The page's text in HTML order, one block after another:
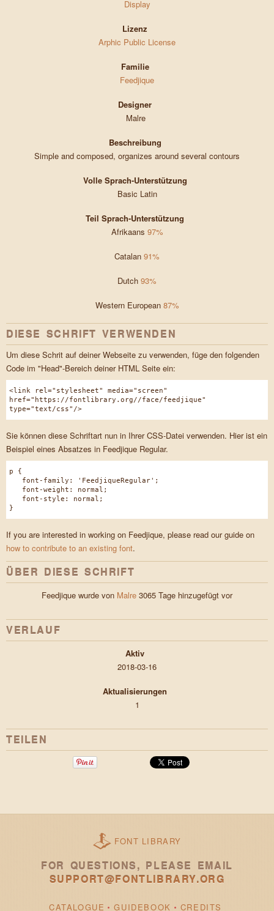
Display
Lizenz
Arphic Public License
Familie
Feedjique
Designer
Malre
Beschreibung
Simple and composed, organizes around several contours
Volle Sprach-Unterstützung
Basic Latin
Teil Sprach-Unterstützung
Afrikaans 97%
Catalan 91%
Dutch 93%
Western European 87%
DIESE SCHRIFT VERWENDEN
Um diese Schrit auf deiner Webseite zu verwenden, füge den folgenden
Code im "Head"-Bereich deiner HTML Seite ein:
<link rel="stylesheet" media="screen"
href="https://fontlibrary.org//face/feedjique"
type="text/css"/>
Sie können diese Schriftart nun in Ihrer CSS-Datei verwenden. Hier ist ein
Beispiel eines Absatzes in Feedjique Regular.
p {
font-family: 'FeedjiqueRegular';
font-weight: normal;
font-style: normal;
}
If you are interested in working on Feedjique, please read our guide on
how to contribute to an existing font.
ÜBER DIESE SCHRIFT
Feedjique wurde von Malre 3065 Tage hinzugefügt vor
VERLAUF
Aktiv
2018-03-16
Aktualisierungen
1
TEILEN
FONT LIBRARY
FOR QUESTIONS, PLEASE EMAIL
SUPPORT@FONTLIBRARY.ORG
CATALOGUE GUIDEBOOK CREDITS